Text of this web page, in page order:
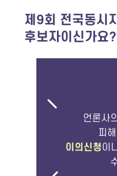
제9회 전국동시
후보자이신가요?
언론사
피
이의신청이